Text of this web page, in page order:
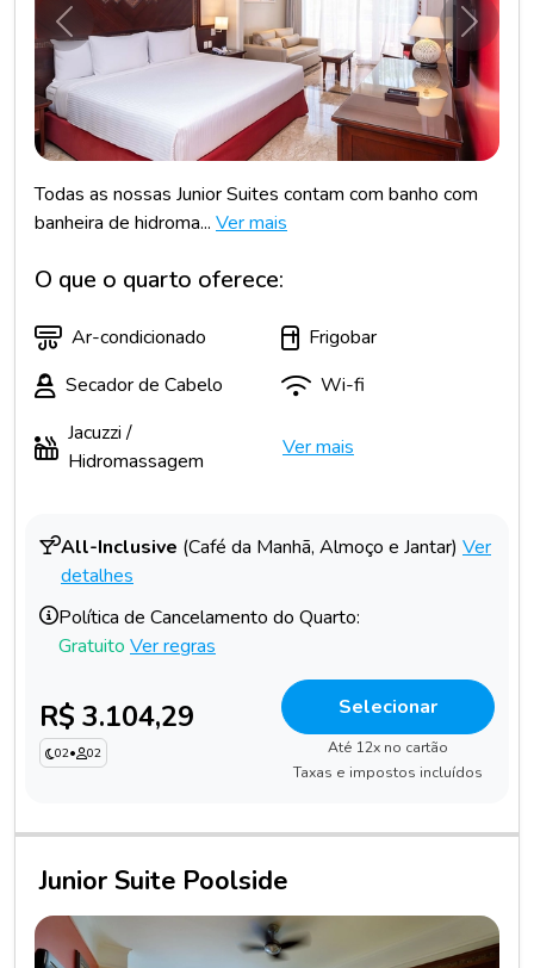
Anterior
Todas as nossas Junior Suites contam com banho com
banheira de hidroma... Ver mais
O que o quarto oferece:
Ar-condicionado
Frigobar
Secador de Cabelo
Wi-fi
Jacuzzi /
Hidromassagem
Ver mais
All-Inclusive (Café da Manhã, Almoço e Jantar) Ver
detalhes
Política de Cancelamento do Quarto:
Gratuito Ver regras
R$ 3.104,29
02• 02
Selecionar
Até 12x no cartão
Taxas e impostos incluídos
Junior Suite Poolside